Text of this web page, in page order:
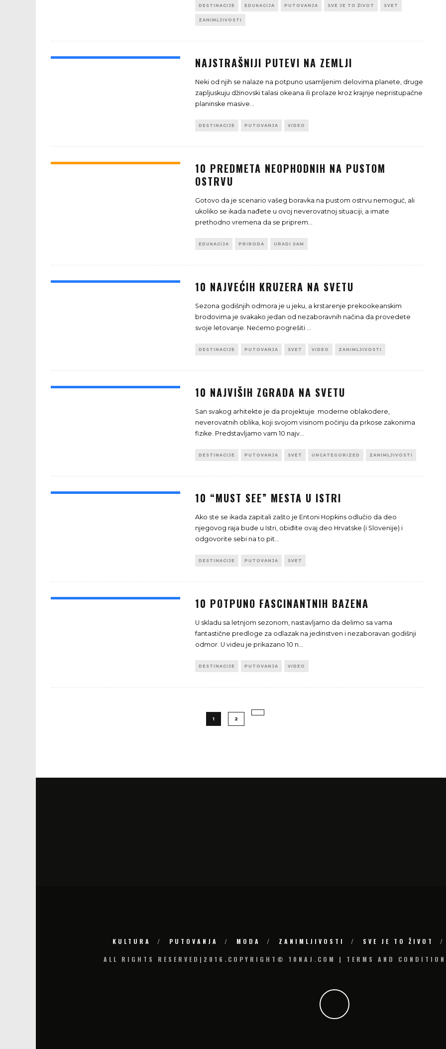
DESTINACIJE EDUKACIJA PUTOVANJA SVE JE TO ŽIVOT SVET
ZANIMLJIVOSTI
NAJSTRAŠNIJI PUTEVI NA ZEMLJI
Neki od njih se nalaze na potpuno usamljenim delovima planete, druge
zapljuskuju džinovski talasi okeana ili prolaze kroz krajnje nepristupačne
planinske masive...
DESTINACIJE PUTOVANJA VIDEO
10 PREDMETA NEOPHODNIH NA PUSTOM
OSTRVU
Gotovo da je scenario vašeg boravka na pustom ostrvu nemoguć, ali
ukoliko se ikada nađete u ovoj neverovatnoj situaciji, a imate
prethodno vremena da se priprem...
EDUKACIJA PRIRODA URADI SAM
10 NAJVEĆIH KRUZERA NA SVETU
Sezona godišnjih odmora je u jeku, a krstarenje prekookeanskim
brodovima je svakako jedan od nezaboravnih načina da provedete
svoje letovanje. Nećemo pogrešiti ...
DESTINACIJE PUTOVANJA SVET VIDEO ZANIMLJIVOSTI
10 NAJVIŠIH ZGRADA NA SVETU
San svakog arhitekte je da projektuje moderne oblakodere,
neverovatnih oblika, koji svojom visinom počinju da prkose zakonima
fizike. Predstavljamo vam 10 najv...
DESTINACIJE PUTOVANJA SVET UNCATEGORIZED ZANIMLJIVOSTI
10 “MUST SEE” MESTA U ISTRI
Ako ste se ikada zapitali zašto je Entoni Hopkins odlučio da deo
njegovog raja bude u Istri, obiđite ovaj deo Hrvatske (i Slovenije) i
odgovorite sebi na to pit...
DESTINACIJE PUTOVANJA SVET
10 POTPUNO FASCINANTNIH BAZENA
U skladu sa letnjom sezonom, nastavljamo da delimo sa vama
fantastične predloge za odlazak na jedinstven i nezaboravan godišnji
odmor. U videu je prikazano 10 n...
DESTINACIJE PUTOVANJA VIDEO
1 2
KULTURA PUTOVANJA MODA ZANIMLJIVOSTI SVE JE TO ŽIVOT
ALL RIGHTS RESERVED|2016.COPYRIGHT© 10NAJ.COM | TERMS AND